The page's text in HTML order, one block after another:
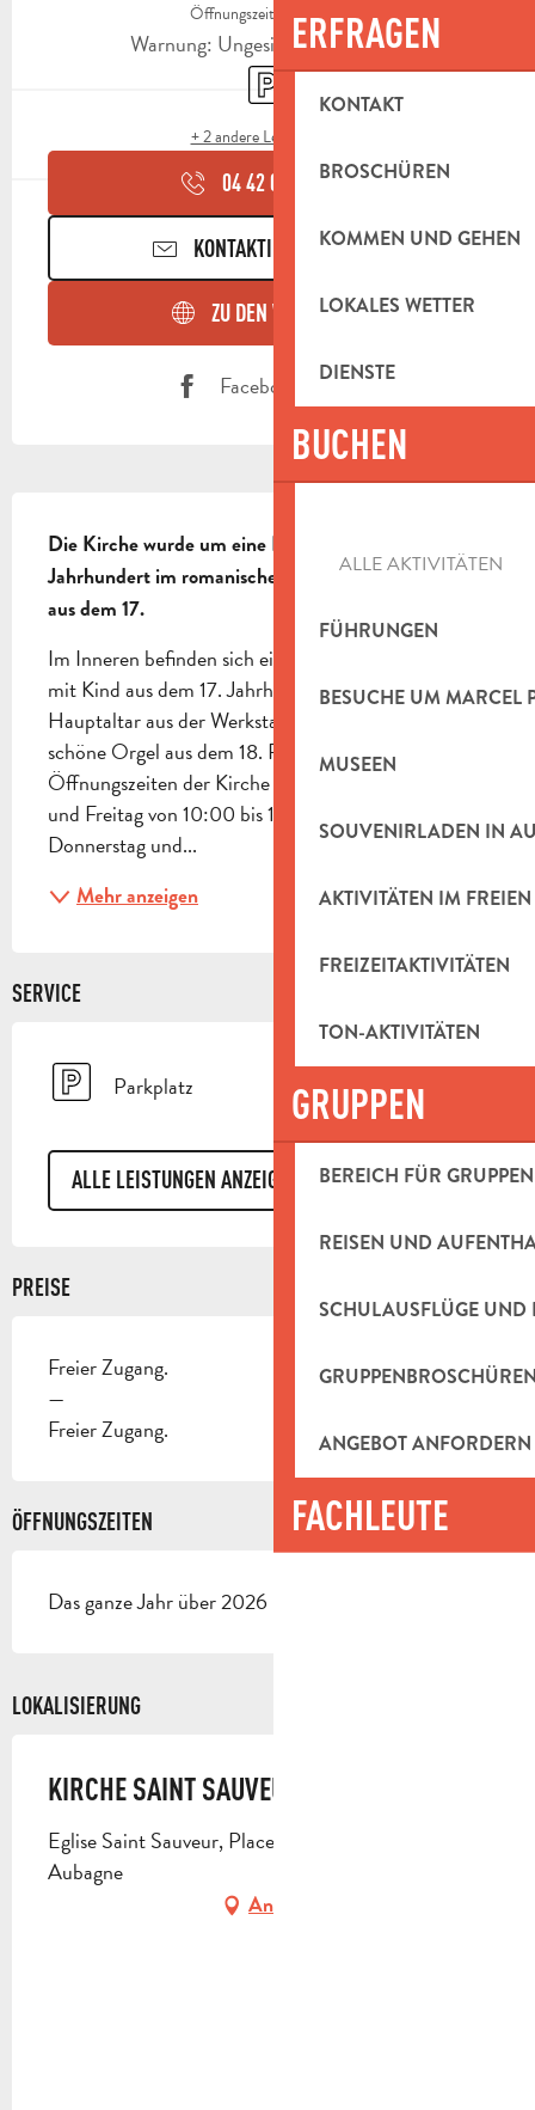
ERFRAGEN
KONTAKT
BROSCHÜREN
KOMMEN UND GEHEN
LOKALES WETTER
DIENSTE
BUCHEN
ALLE AKTIVITÄTEN
FÜHRUNGEN
BESUCHE UM MARCEL
MUSEEN
SOUVENIRLADEN IN
AKTIVITÄTEN IM FREIEN
FREIZEITAKTIVITÄTEN
TON-AKTIVITÄTEN
GRUPPEN
BEREICH FÜR GRUPPEN
REISEN UND
SCHULAUSFLÜGE UND
ANGEBOT ANFORDERN
FACHLEUTE
Öffnungszeiten ansehen
Warnung: Ungesicherte Stunden
Parkplatz
+ 2 andere Leistung(en)
04 42 03 11▒▒
KONTAKTIEREN SIE UNS
ZU DEN WEBSEITEN
Facebook Seite
Die Kirche wurde um eine Kapelle aus dem 12.
Jahrhundert im romanischen Stil erbaut und stammt
aus dem 17.
Im Inneren befinden sich eine Skulptur der Jungfrau
mit Kind aus dem 17. Jahrhundert und der
Hauptaltar aus der Werkstatt Pierre Puget, eine sehr
schöne Orgel aus dem 18. Permanenz und
Öffnungszeiten der Kirche : Montag, Donnerstag
und Freitag von 10:00 bis 12:00 Uhr. Dienstag,
Donnerstag und...
Mehr anzeigen
SERVICE
Parkplatz
ALLE LEISTUNGEN ANZEIGEN
PREISE
Freier Zugang.
—
Freier Zugang.
ÖFFNUNGSZEITEN
Das ganze Jahr über 2026 - Geöffnet jeden tag
LOKALISIERUNG
KIRCHE SAINT SAUVEUR
Eglise Saint Sauveur, Place de l'Eglise, 13400
Aubagne
Anfahrt